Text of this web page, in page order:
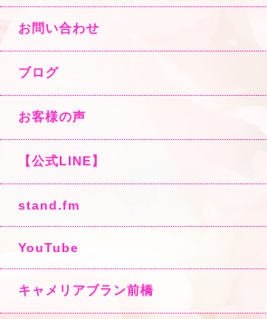
お問い合わせ
ブログ
お客様の声
【公式LINE】
stand.fm
YouTube
キャメリアブラン前橋